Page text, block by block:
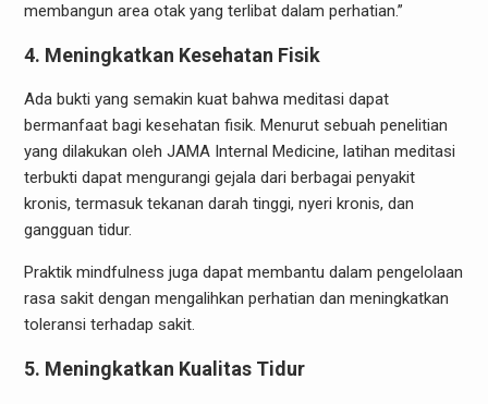
membangun area otak yang terlibat dalam perhatian.”
4. Meningkatkan Kesehatan Fisik
Ada bukti yang semakin kuat bahwa meditasi dapat
bermanfaat bagi kesehatan fisik. Menurut sebuah penelitian
yang dilakukan oleh JAMA Internal Medicine, latihan meditasi
terbukti dapat mengurangi gejala dari berbagai penyakit
kronis, termasuk tekanan darah tinggi, nyeri kronis, dan
gangguan tidur.
Praktik mindfulness juga dapat membantu dalam pengelolaan
rasa sakit dengan mengalihkan perhatian dan meningkatkan
toleransi terhadap sakit.
5. Meningkatkan Kualitas Tidur